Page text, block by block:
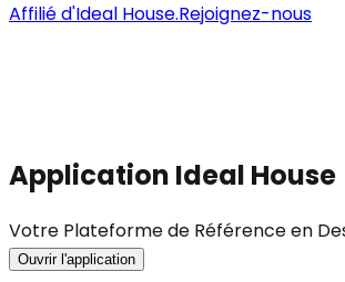
Affilié d'Ideal House.Rejoignez-nous
Application Ideal House
Votre Plateforme de Référence en
Ouvrir l'application